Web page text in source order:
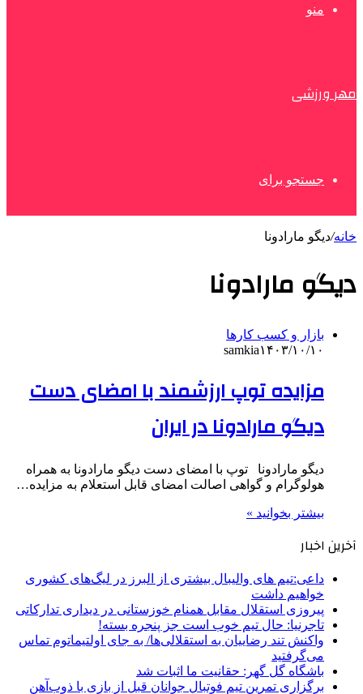
منو
مهر ورزشی
جستجو برای
خانه/دیگو مارادونا
دیگو مارادونا
بازار و کسب کارها
samkia۱۴۰۳/۱۰/۱۰
مزایده توپ ارزشمند با امضای دست
دیگو مارادونا در ایران
دیگو مارادونا توپ با امضای دست دیگو مارادونا به همراه
هولوگرام و گواهی اصالت امضای قابل استعلام به مزایده…
بیشتر بخوانید »
آخرین اخبار
داعی:تیم های والیبال بیشتری از البرز در لیگ‌های کشوری
خواهیم داشت
پیروزی استقلال مقابل همنام خوزستانی در دیداری تدارکاتی
تاجرنیا: حال تیم خوب است جز پنجره بسته!
واکنش تند رضاییان به استقلالی‌ها/ به جای اولتیماتوم تماس
می‌گرفتید
باشگاه گل گهر: حقانیت ما اثبات شد
برگزاری تمرین تیم فوتبال جوانان قبل از بازی با ذوب‌آهن